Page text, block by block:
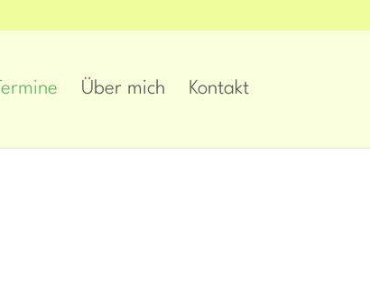
Termine Über mich Kontakt